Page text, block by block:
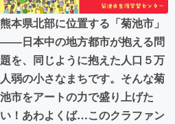
ビジネス・起業
まちづくり・地域活性化
CAMPFIRE for Social Good
CAMPFIREふるさと納税
熊本県北部に位置する「菊池市」
――日本中の地方都市が抱える問
題を、同じように抱えた人口５万
人弱の小さなまちです。そんな菊
池市をアートの力で盛り上げた
い！あわよくば…このクラファン